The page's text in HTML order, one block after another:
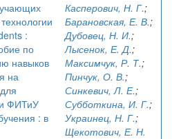
:
по
навыков
на
ФИТиУ
: в
Касперович, Н. Г.;
Барановская, Е. В.;
Дубовец, Н. И.;
Лысенок, Е. Д.;
Максимчук, Р. Т.;
Пинчук, О. В.;
Синкевич, Л. Е.;
Субботкина, И. Г.;
Украинец, Н. Г.;
Щекотович, Е. Н.